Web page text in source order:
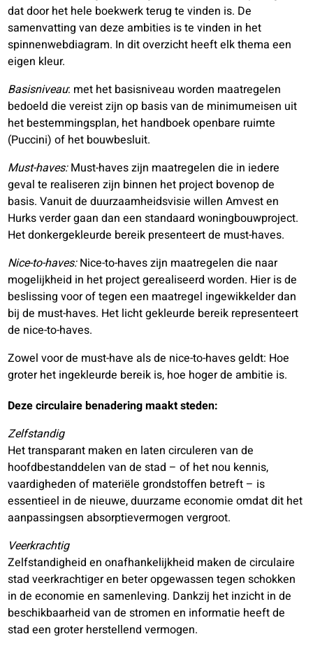
dat door het hele boekwerk terug te vinden is. De
samenvatting van deze ambities is te vinden in het
spinnenwebdiagram. In dit overzicht heeft elk thema een
eigen kleur.
Basisniveau: met het basisniveau worden maatregelen
bedoeld die vereist zijn op basis van de minimumeisen uit
het bestemmingsplan, het handboek openbare ruimte
(Puccini) of het bouwbesluit.
Must-haves:Must-haves zijn maatregelen die in iedere
geval te realiseren zijn binnen het project bovenop de
basis. Vanuit de duurzaamheidsvisie willen Amvest en
Hurks verder gaan dan een standaard woningbouwproject.
Het donkergekleurde bereik presenteert de must-haves.
Nice-to-haves:Nice-to-haves zijn maatregelen die naar
mogelijkheid in het project gerealiseerd worden. Hier is de
beslissing voor of tegen een maatregel ingewikkelder dan
bij de must-haves. Het licht gekleurde bereik representeert
de nice-to-haves.
Zowel voor de must-have als de nice-to-haves geldt: Hoe
groter het ingekleurde bereik is, hoe hoger de ambitie is.
Deze circulaire benadering maakt steden:
Zelfstandig
Het transparant maken en laten circuleren van de
hoofdbestanddelen van de stad – of het nou kennis,
vaardigheden of materiële grondstoffen betreft – is
essentieel in de nieuwe, duurzame economie omdat dit het
aanpassingsen absorptievermogen vergroot.
Veerkrachtig
Zelfstandigheid en onafhankelijkheid maken de circulaire
stad veerkrachtiger en beter opgewassen tegen schokken
in de economie en samenleving. Dankzij het inzicht in de
beschikbaarheid van de stromen en informatie heeft de
stad een groter herstellend vermogen.